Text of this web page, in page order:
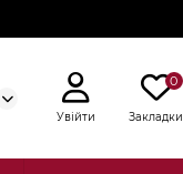
Увійти
0
Закладки